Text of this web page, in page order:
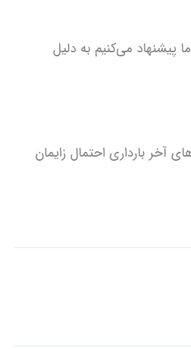
پیشنهاد می‌کنیم به دلیل
بارداری احتمال زایمان